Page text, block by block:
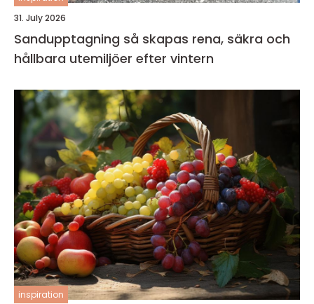
31. July 2026
Sandupptagning så skapas rena, säkra och
hållbara utemiljöer efter vintern
inspiration